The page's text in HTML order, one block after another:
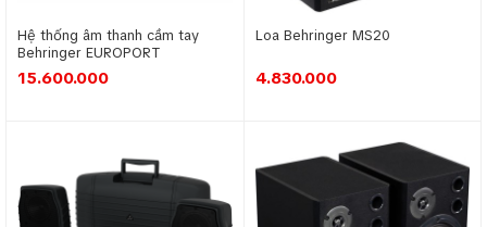
Hệ thống âm thanh cầm tay
Behringer EUROPORT
PPA500BT
15.600.000
Loa Behringer MS20
4.830.000